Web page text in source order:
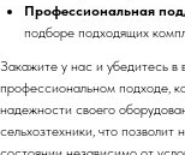
Профессиональная
подборе подходящих
Закажите у нас и убедитесь в
профессиональном подходе,
надежности своего
сельхозтехники, что